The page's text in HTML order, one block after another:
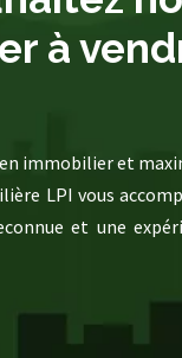
à
immobilier et
LPI vous
et une